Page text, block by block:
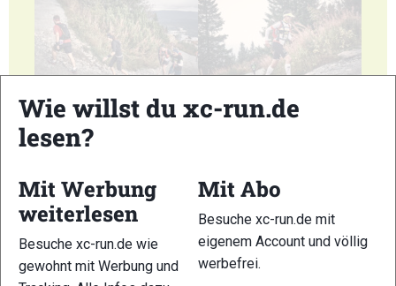
89 90
Wie willst du xc-run.de
lesen?
Mit Werbung
weiterlesen
Besuche xc-run.de wie
gewohnt mit Werbung und
Mit Abo
Besuche xc-run.de mit
eigenem Account und völlig
werbefrei.